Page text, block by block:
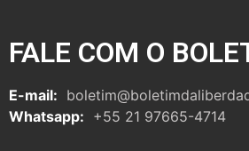
FALE COM O
E-mail:
Whatsapp: +55 21 97665-4714